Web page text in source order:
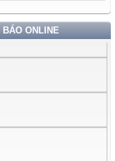
BÁO ONLINE